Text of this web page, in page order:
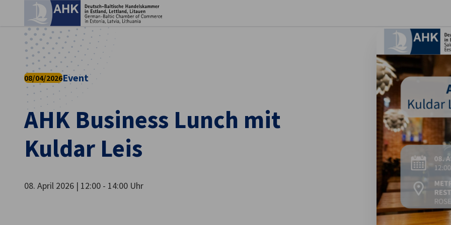
AHK Business Lunch mit
Kuldar Leis
08/04/2026Event
08. April 2026 | 12:00 - 14:00 Uhr